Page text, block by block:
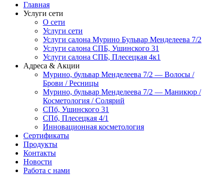
Главная
Услуги сети
О сети
Услуги сети
Услуги салона Мурино Бульвар Менделеева 7/2
Услуги салона СПБ, Ушинского 31
Услуги салона СПБ, Плесецкая 4к1
Адреса & Акции
Мурино, бульвар Менделеева 7/2 — Волосы /
Брови / Ресницы
Мурино, бульвар Менделеева 7/2 — Маникюр /
Косметология / Солярий
СПб, Ушинского 31
СПб, Плесецкая 4/1
Инновационная косметология
Сертификаты
Продукты
Контакты
Новости
Работа с нами